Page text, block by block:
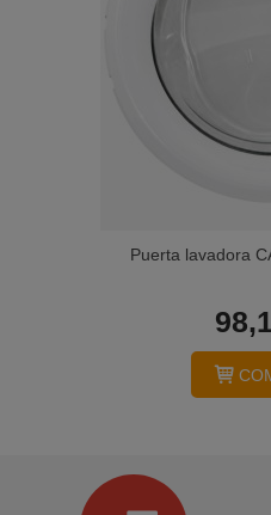
Puerta lavadora